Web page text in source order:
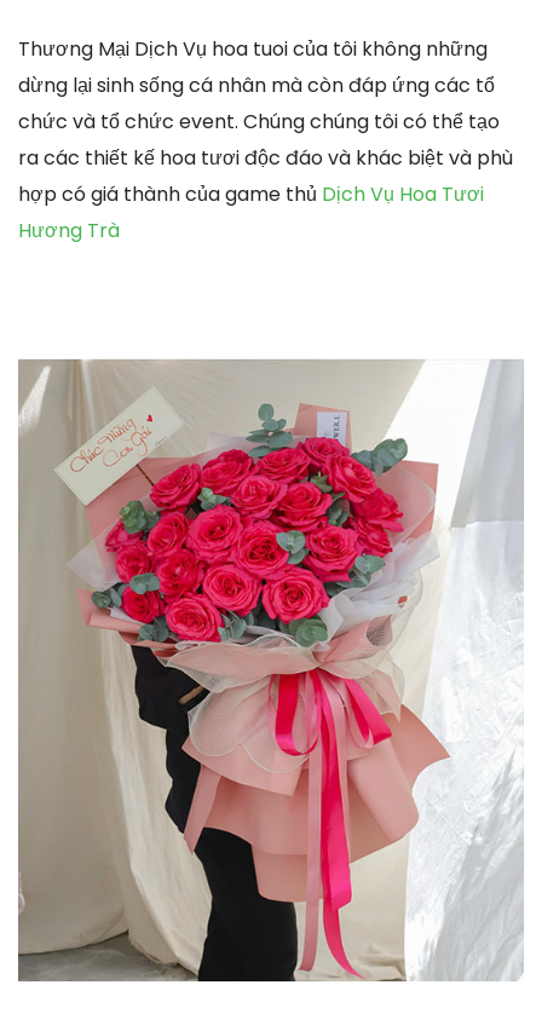
Thương Mại Dịch Vụ hoa tuoi của tôi không những
dừng lại sinh sống cá nhân mà còn đáp ứng các tổ
chức và tổ chức event. Chúng chúng tôi có thể tạo
ra các thiết kế hoa tươi độc đáo và khác biệt và phù
hợp có giá thành của game thủ Dịch Vụ Hoa Tươi
Hương Trà